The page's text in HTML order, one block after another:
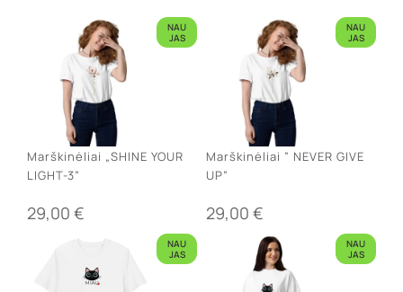
NAU
JAS
Marškinėliai „SHINE YOUR
LIGHT-3”
29,00 €
NAU
JAS
Marškinėliai ” NEVER GIVE
UP”
29,00 €
NAU
JAS
NAU
JAS